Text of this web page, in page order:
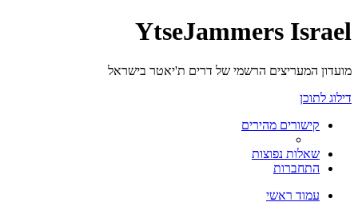
YtseJammers Israel
מועדון המעריצים הרשמי של דרים ת'יאטר בישראל
דילוג לתוכן
קישורים מהירים
שאלות נפוצות
התחברות
עמוד ראשי